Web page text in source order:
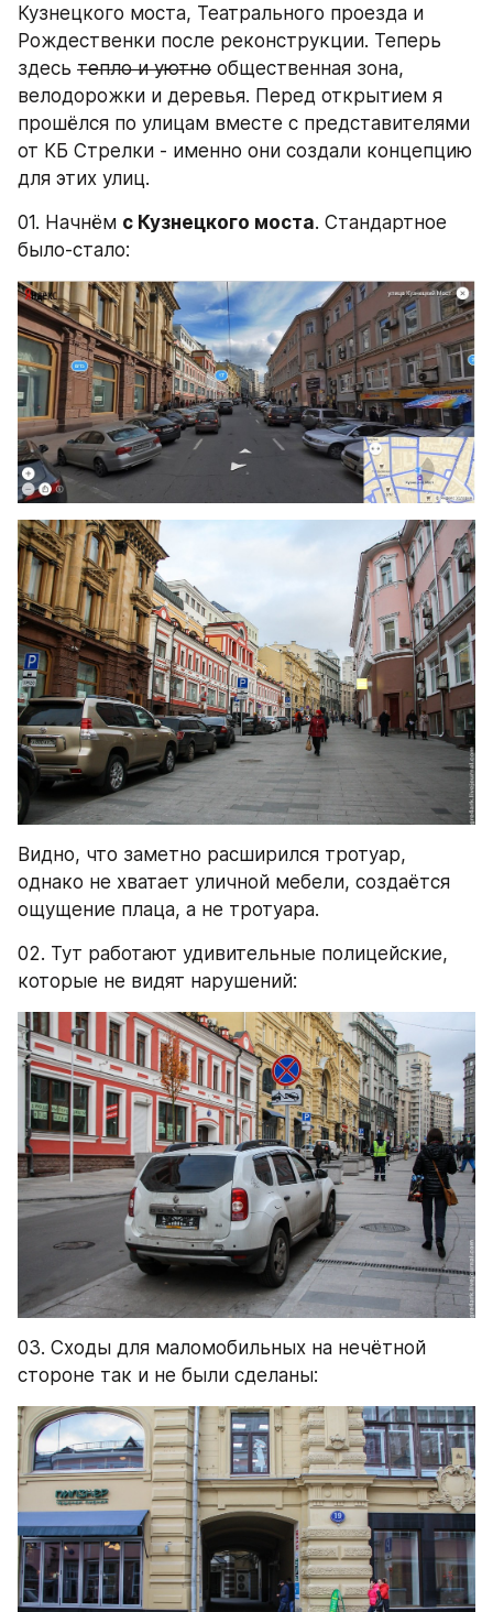
Кузнецкого моста, Театрального проезда и
Рождественки после реконструкции. Теперь
здесь тепло и уютно общественная зона,
велодорожки и деревья. Перед открытием я
прошёлся по улицам вместе с представителями
от КБ Стрелки - именно они создали концепцию
для этих улиц.
01. Начнём с Кузнецкого моста. Стандартное
было-стало:
Видно, что заметно расширился тротуар,
однако не хватает уличной мебели, создаётся
ощущение плаца, а не тротуара.
02. Тут работают удивительные полицейские,
которые не видят нарушений:
03. Сходы для маломобильных на нечётной
стороне так и не были сделаны: